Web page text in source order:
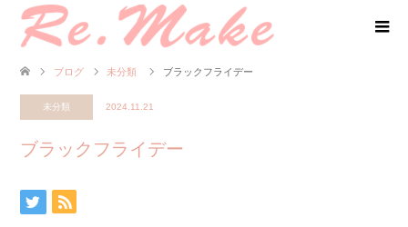
ブログ 未分類 ブラックフライデー
未分類 2024.11.21
ブラックフライデー